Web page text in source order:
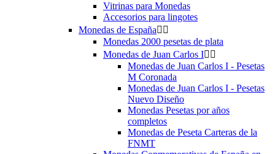
Vitrinas para Monedas
Accesorios para lingotes
Monedas de España 
Monedas 2000 pesetas de plata
Monedas de Juan Carlos I 
Monedas de Juan Carlos I - Pesetas
M Coronada
Monedas de Juan Carlos I - Pesetas
Nuevo Diseño
Monedas Pesetas por años
completos
Monedas de Peseta Carteras de la
FNMT